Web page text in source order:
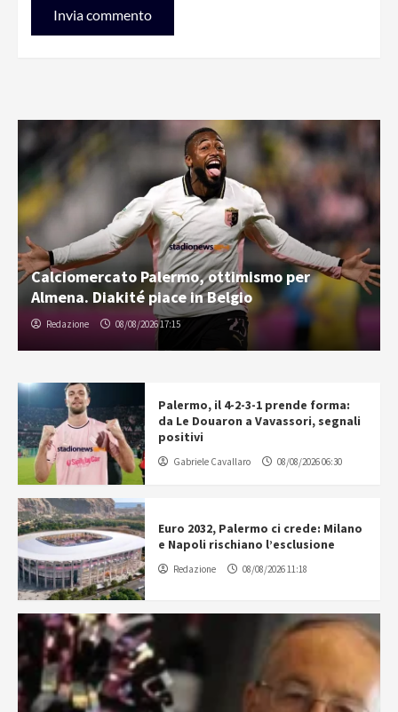
Calciomercato Palermo, ottimismo per
Almena. Diakité piace in Belgio
Redazione 08/08/2026 17:15
Palermo, il 4-2-3-1 prende forma:
da Le Douaron a Vavassori, segnali
positivi
Gabriele Cavallaro 08/08/2026 06:30
Euro 2032, Palermo ci crede: Milano
e Napoli rischiano l’esclusione
Redazione 08/08/2026 11:18